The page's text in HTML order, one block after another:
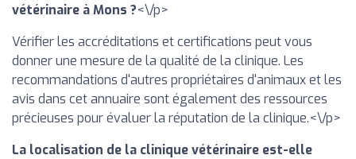
vétérinaire à Mons ?<\/p>
Vérifier les accréditations et certifications peut vous
donner une mesure de la qualité de la clinique. Les
recommandations d'autres propriétaires d'animaux et les
avis dans cet annuaire sont également des ressources
précieuses pour évaluer la réputation de la clinique.<\/p>
La localisation de la clinique vétérinaire est-elle